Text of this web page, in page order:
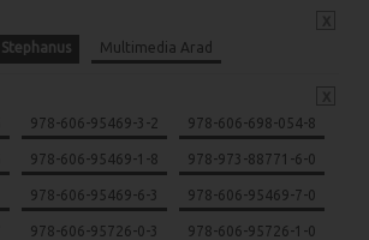
Stephanus Multimedia Arad
978-606-95469-3-2 978-606-698-054-8
978-606-95469-1-8 978-973-88771-6-0
978-606-95469-6-3 978-606-95469-7-0
978-606-95726-0-3 978-606-95726-1-0